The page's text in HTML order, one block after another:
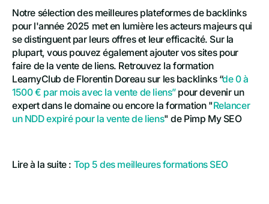
Notre sélection des meilleures plateformes de backlinks
pour l'année 2025 met en lumière les acteurs majeurs qui
se distinguent par leurs offres et leur efficacité. Sur la
plupart, vous pouvez également ajouter vos sites pour
faire de la vente de liens. Retrouvez la formation
LearnyClub de Florentin Doreau sur les backlinks “de 0 à
1500 € par mois avec la vente de liens”pour devenir un
expert dans le domaine ou encore la formation "Relancer
un NDD expiré pour la vente de liens" de Pimp My SEO
Lire à la suite : Top 5 des meilleures formations SEO